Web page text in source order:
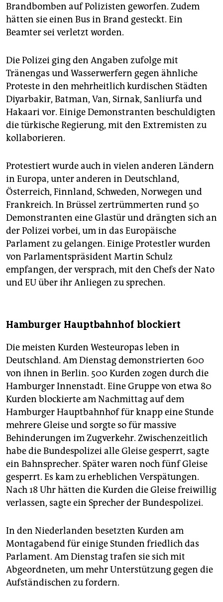
Brandbomben auf Polizisten geworfen. Zudem
hätten sie einen Bus in Brand gesteckt. Ein
Beamter sei verletzt worden.
Die Polizei ging den Angaben zufolge mit
Tränengas und Wasserwerfern gegen ähnliche
Proteste in den mehrheitlich kurdischen Städten
Diyarbakir, Batman, Van, Sirnak, Sanliurfa und
Hakaari vor. Einige Demonstranten beschuldigten
die türkische Regierung, mit den Extremisten zu
kollaborieren.
Protestiert wurde auch in vielen anderen Ländern
in Europa, unter anderen in Deutschland,
Österreich, Finnland, Schweden, Norwegen und
Frankreich. In Brüssel zertrümmerten rund 50
Demonstranten eine Glastür und drängten sich an
der Polizei vorbei, um in das Europäische
Parlament zu gelangen. Einige Protestler wurden
von Parlamentspräsident Martin Schulz
empfangen, der versprach, mit den Chefs der Nato
und EU über ihr Anliegen zu sprechen.
Hamburger Hauptbahnhof blockiert
Die meisten Kurden Westeuropas leben in
Deutschland. Am Dienstag demonstrierten 600
von ihnen in Berlin. 500 Kurden zogen durch die
Hamburger Innenstadt. Eine Gruppe von etwa 80
Kurden blockierte am Nachmittag auf dem
Hamburger Hauptbahnhof für knapp eine Stunde
mehrere Gleise und sorgte so für massive
Behinderungen im Zugverkehr. Zwischenzeitlich
habe die Bundespolizei alle Gleise gesperrt, sagte
ein Bahnsprecher. Später waren noch fünf Gleise
gesperrt. Es kam zu erheblichen Verspätungen.
Nach 18 Uhr hätten die Kurden die Gleise freiwillig
verlassen, sagte ein Sprecher der Bundespolizei.
In den Niederlanden besetzten Kurden am
Montagabend für einige Stunden friedlich das
Parlament. Am Dienstag trafen sie sich mit
Abgeordneten, um mehr Unterstützung gegen die
Aufständischen zu fordern.